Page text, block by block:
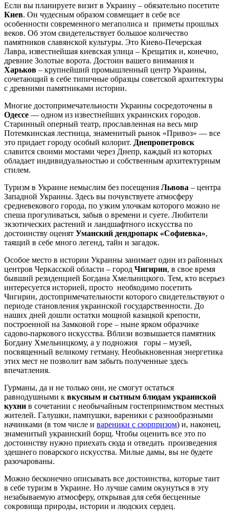
Если вы планируете визит в Украину – обязательно посетите
Киев. Он чудесным образом совмещает в себе все
особенности современного мегаполиса и приметы прошлых
веков. Об этом свидетельствует большое количество
памятников славянской культуры. Это Киево-Печерская
Лавра, известнейшая киевская улица – Крещатик и, конечно,
древние Золотые ворота. Достоин вашего внимания и
Харьков – крупнейший промышленный центр Украины,
сочетающий в себе типичные образцы советской архитектуры
с древними памятниками истории.
Многие достопримечательности Украины сосредоточены в
Одессе — одном из известнейших украинских городов.
Старинный оперный театр, прославленная на весь мир
Потемкинская лестница, знаменитый рынок «Привоз» — все
это придает городу особый колорит. Днепропетровск
славится своими мостами через Днепр, каждый из которых
обладает индивидуальностью и собственным архитектурным
стилем.
Туризм в Украине немыслим без посещения Львова – центра
Западной Украины. Здесь вы почувствуете атмосферу
средневекового города, по узким улочкам которого можно не
спеша прогуливаться, забыв о времени и суете. Любители
экзотических растений и ландшафтного искусства по
достоинству оценят Уманский дендропарк «Софиевка»,
таящий в себе много легенд, тайн и загадок.
Особое место в истории Украины занимает один из районных
центров Черкасской области – город Чигирин, в свое время
бывший резиденцией Богдана Хмельницкого. Тем, кто всерьез
интересуется историей, просто необходимо посетить
Чигирин, достопримечательности которого свидетельствуют о
периоде становления украинской государственности. До
наших дней дошли остатки мощной казацкой крепости,
построенной на Замковой горе – ныне ярком образчике
садово-паркового искусства. Вблизи возвышается памятник
Богдану Хмельницкому, а у подножия горы – музей,
посвященный великому гетману. Необыкновенная энергетика
этих мест не позволит вам забыть полученные здесь
впечатления.
Гурманы, да и не только они, не смогут остаться
равнодушными к вкусным и сытным блюдам украинской
кухни в сочетании с необычайным гостеприимством местных
жителей. Галушки, пампушки, вареники с разнообразными
начинками (в том числе и вареники с сюрпризом) и, наконец,
знаменитый украинский борщ. Чтобы оценить все это по
достоинству нужно приехать сюда и отведать произведения
здешнего поварского искусства. Милые дамы, вы не будете
разочарованы.
Можно бесконечно описывать все достоинства, которые таит
в себе туризм в Украине. Но лучше самим окунуться в эту
незабываемую атмосферу, открывая для себя бесценные
сокровища природы, истории и людских сердец.